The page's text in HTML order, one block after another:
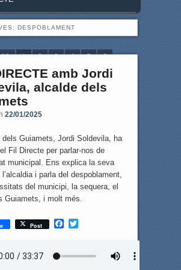
DESPOBLAMENT
6 1 2 3 4 5 6
amb Jordi
alcalde dels
22/01/2025
dels Guiamets, Jordi Soldevila, ha
Fil Directe per parlar-nos de
municipal. Ens explica la seva
i parla del despoblament,
del municipi, la sequera, el
Guiamets, i molt més.
Post
F
T